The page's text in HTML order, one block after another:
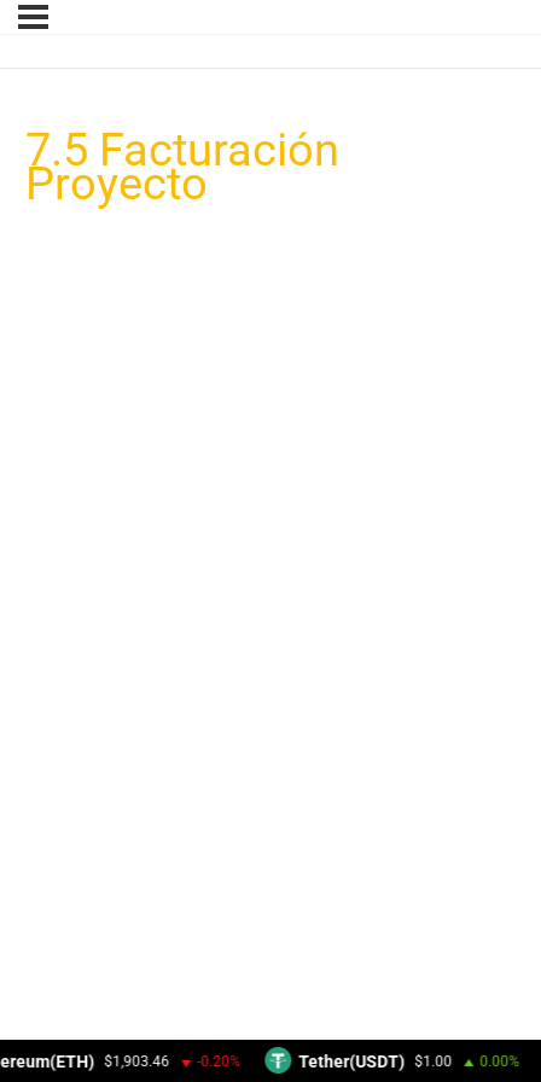
7.5 Facturación
Proyecto
$1,903.46 -0.20% Tether(USDT) $1.00 0.00%